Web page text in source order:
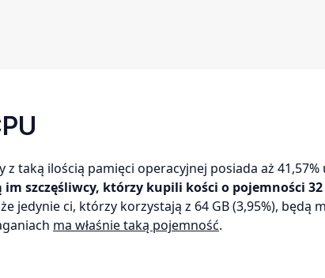
z taką ilością pamięci operacyjnej posiada aż
im szczęśliwcy, którzy kupili kości o pojemności 32
jedynie ci, którzy korzystają z 64 GB (3,95%), będą
ma właśnie taką pojemność.